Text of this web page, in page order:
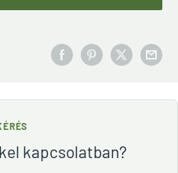
kapcsolatban?